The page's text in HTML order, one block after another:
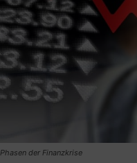
Phasen der Finanzkrise